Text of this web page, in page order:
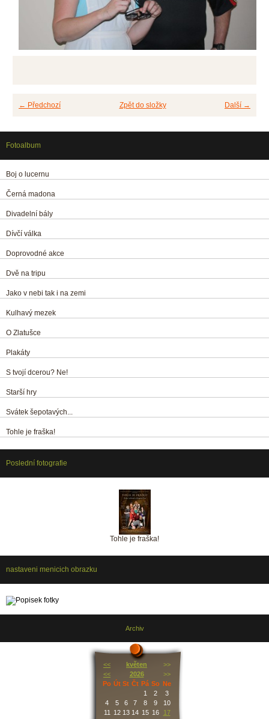
← Předchozí Další →
Zpět do složky
Fotoalbum
Boj o lucernu
Černá madona
Divadelní bály
Dívčí válka
Doprovodné akce
Dvě na tripu
Jako v nebi tak i na zemi
Kulhavý mezek
O Zlatušce
Plakáty
S tvojí dcerou? Ne!
Starší hry
Svátek šepotavých...
Tohle je fraška!
Poslední fotografie
Tohle je fraška!
nastaveni menicich obrazku
Archiv
<< květen
>>
<<
2026
>>
Po Út St Čt Pá So Ne
1
2
3
4
5 6 7 8 9
10
11
12 13 14 15 16
17